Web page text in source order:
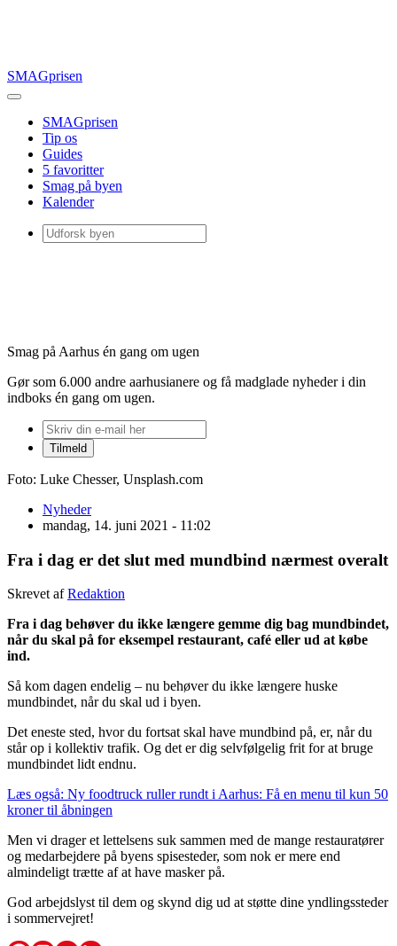
SMAGprisen
SMAGprisen
Tip os
Guides
5 favoritter
Smag på byen
Kalender
Smag på Aarhus én gang om ugen
Gør som 6.000 andre aarhusianere og få madglade nyheder i din
indboks én gang om ugen.
Foto: Luke Chesser, Unsplash.com
Nyheder
mandag, 14. juni 2021 - 11:02
Fra i dag er det slut med mundbind nærmest overalt
Skrevet afRedaktion
Fra i dag behøver du ikke længere gemme dig bag mundbindet,
når du skal på for eksempel restaurant, café eller ud at købe
ind.
Så kom dagen endelig – nu behøver du ikke længere huske
mundbindet, når du skal ud i byen.
Det eneste sted, hvor du fortsat skal have mundbind på, er, når du
står op i kollektiv trafik. Og det er dig selvfølgelig frit for at bruge
mundbindet lidt endnu.
Læs også: Ny foodtruck ruller rundt i Aarhus: Få en menu til kun 50
kroner til åbningen
Men vi drager et lettelsens suk sammen med de mange restauratører
og medarbejdere på byens spisesteder, som nok er mere end
almindeligt trætte af at have masker på.
God arbejdslyst til dem og skynd dig ud at støtte dine yndlingssteder
i sommervejret!